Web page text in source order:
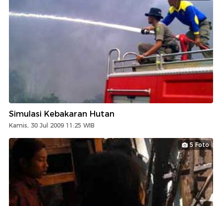
Simulasi Kebakaran Hutan
Kamis, 30 Jul 2009 11:25 WIB
5 Foto